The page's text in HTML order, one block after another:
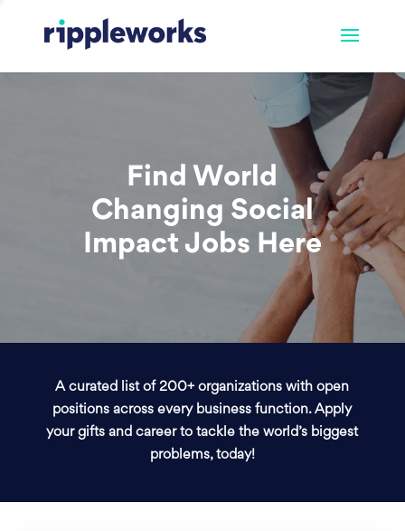
Find World
Changing Social
Impact Jobs Here
A curated list of 200+ organizations with open
positions across every business function. Apply
your gifts and career to tackle the world’s biggest
problems, today!